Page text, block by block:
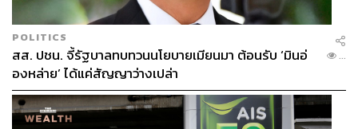
POLITICS
สส. ปชน. จี้รัฐบาลทบทวนนโยบายเมียนมา ต้อนรับ ‘มินอ่
องหล่าย’ ได้แค่สัญญาว่างเปล่า
...